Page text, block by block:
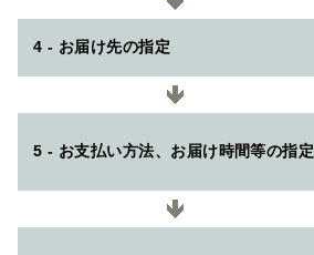
4 - お届け先の指定
5 - お支払い方法、お届け時間等の指定